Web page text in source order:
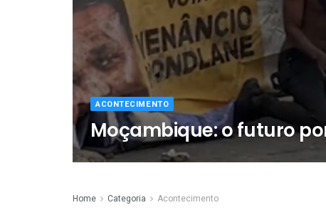
ACONTECIMENTO
Moçambique: o futuro
Home Categoria Acontecimento